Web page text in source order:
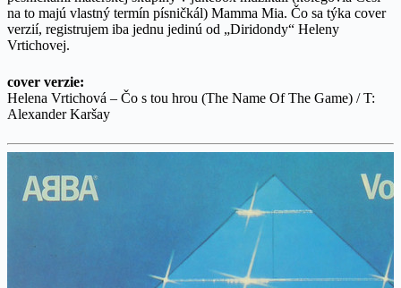
na to majú vlastný termín písničkál) Mamma Mia. Čo sa týka cover
verzií, registrujem iba jednu jedinú od „Diridondy“ Heleny
Vrtichovej.
cover verzie:
Helena Vrtichová – Čo s tou hrou (The Name Of The Game) / T:
Alexander Karšay